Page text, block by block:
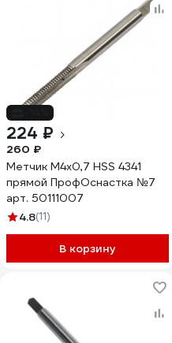
224 ₽
260 ₽
Метчик M4x0,7 HSS 4341
прямой ПрофОснастка №7
арт. 50111007
4.8(11)
В корзину